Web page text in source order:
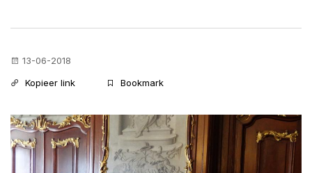
13-06-2018
Kopieer link
Bookmark